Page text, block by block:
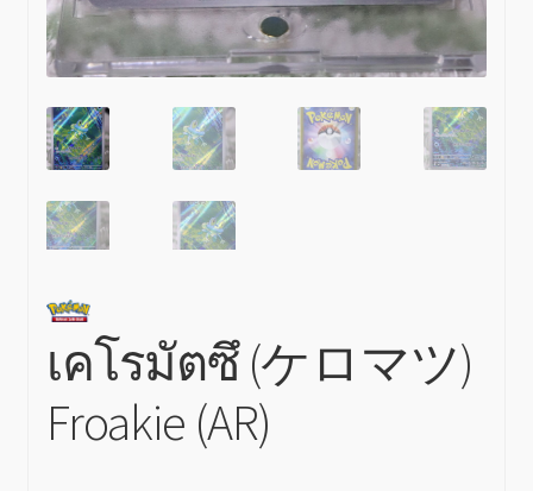
เคโรมัตซึ (ケロマツ)
Froakie (AR)